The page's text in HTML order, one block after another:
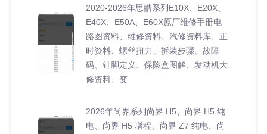
2020-2026年思皓系列E10X、E20X、
E40X、E50A、E60X原厂维修手册电
路图资料、维修资料、汽修资料库、正
时资料、螺丝扭力、拆装步骤、故障
码、针脚定义、保险盒图解、发动机大
修资料、变
2026年尚界系列尚界 H5、尚界 H5 纯
电、尚界 H5 增程、尚界 Z7 纯电、尚